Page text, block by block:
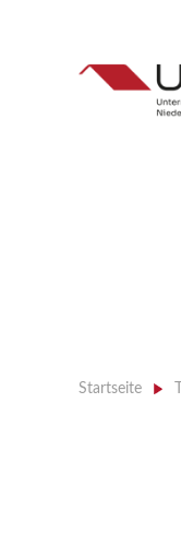
Startseite >